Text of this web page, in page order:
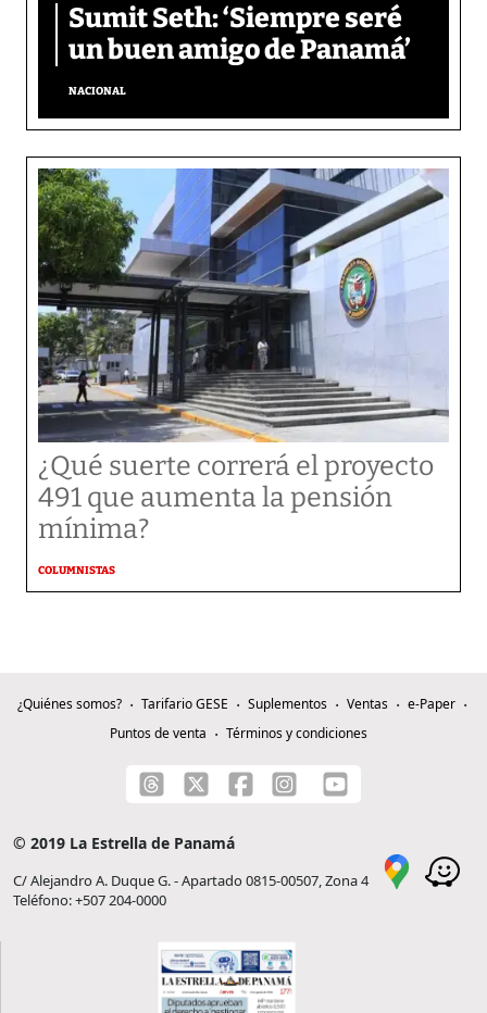
Sumit Seth: ‘Siempre seré
un buen amigo de Panamá’
NACIONAL
¿Qué suerte correrá el proyecto
491 que aumenta la pensión
mínima?
COLUMNISTAS
¿Quiénes somos? Tarifario GESE Suplementos Ventas
e-Paper
Puntos de venta
Términos y condiciones
© 2019 La Estrella de Panamá
C/ Alejandro A. Duque G. - Apartado 0815-00507, Zona 4
Teléfono: +507 204-0000